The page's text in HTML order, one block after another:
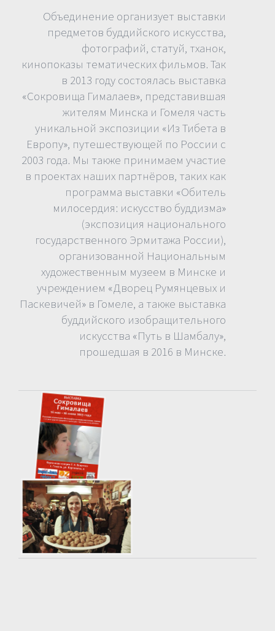
Объединение организует выставки
предметов буддийского искусства,
фотографий, статуй, тханок,
кинопоказы тематических фильмов. Так
в 2013 году состоялась выставка
«Сокровища Гималаев», представившая
жителям Минска и Гомеля часть
уникальной экспозиции «Из Тибета в
Европу», путешествующей по России с
2003 года. Мы также принимаем участие
в проектах наших партнёров, таких как
программа выставки «Обитель
милосердия: искусство буддизма»
(экспозиция национального
государственного Эрмитажа России),
организованной Национальным
художественным музеем в Минске и
учреждением «Дворец Румянцевых и
Паскевичей» в Гомеле, а также выставка
буддийского изобращительного
искусства «Путь в Шамбалу»,
прошедшая в 2016 в Минске.